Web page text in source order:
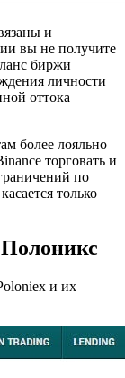
и
вы не получите
биржи
личности
оттока
более лояльно
торговать и
по
только
и их